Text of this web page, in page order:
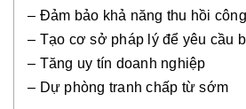
– Đảm bảo khả năng thu hồi
– Tạo cơ sở pháp lý để yêu cầu
– Tăng uy tín doanh nghiệp
– Dự phòng tranh chấp từ sớm